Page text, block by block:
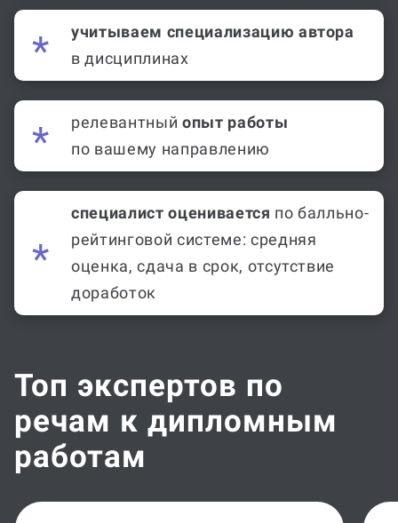
учитываем специализацию автора
в дисциплинах
релевантный опыт работы
по вашему направлению
специалист оценивается по балльно-
рейтинговой системе: средняя
оценка, сдача в срок, отсутствие
доработок
Топ экспертов по
речам к дипломным
работам